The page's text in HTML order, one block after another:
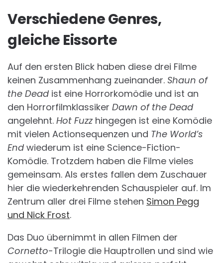
Verschiedene Genres,
gleiche Eissorte
Auf den ersten Blick haben diese drei Filme
keinen Zusammenhang zueinander. Shaun of
the Deadist eine Horrorkomödie und ist an
den Horrorfilmklassiker Dawn of the Dead
angelehnt. Hot Fuzzhingegen ist eine Komödie
mit vielen Actionsequenzen und The World’s
Endwiederum ist eine Science-Fiction-
Komödie. Trotzdem haben die Filme vieles
gemeinsam. Als erstes fallen dem Zuschauer
hier die wiederkehrenden Schauspieler auf. Im
Zentrum aller drei Filme stehen Simon Pegg
und Nick Frost.
Das Duo übernimmt in allen Filmen der
Cornetto-Trilogie die Hauptrollen und sind wie